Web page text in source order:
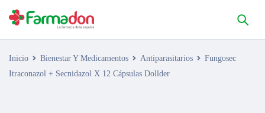
Inicio Bienestar Y Medicamentos Antiparasitarios
Fungosec
Itraconazol + Secnidazol X 12 Cápsulas Dollder